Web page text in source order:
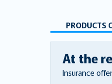
PRODUCTS
At the
Insurance